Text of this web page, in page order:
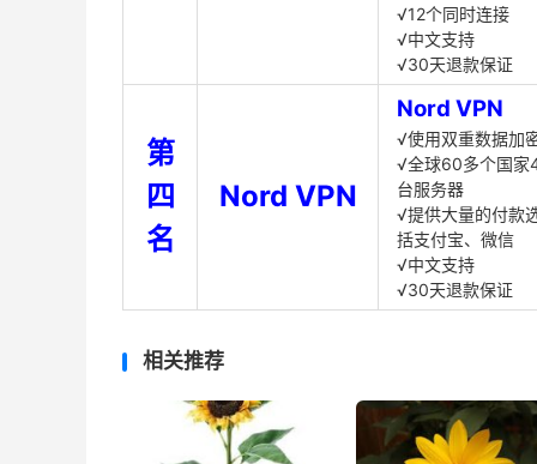
√12个同时连接
√中文支持
√30天退款保证
第
四
名
Nord VPN
Nord VPN
√使用双重数据加
√全球60多个国家
台服务器
√提供大量的付款
括支付宝、微信
√中文支持
√30天退款保证
相关推荐